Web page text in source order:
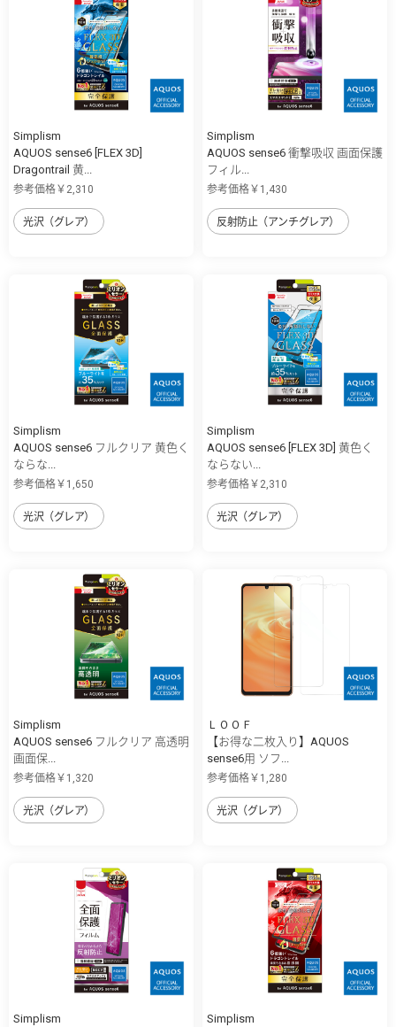
Simplism
AQUOS sense6 [FLEX 3D]
Dragontrail 黄...
参考価格￥2,310
光沢（グレア）
Simplism
AQUOS sense6 衝撃吸収 画面保護
フィル...
参考価格￥1,430
反射防止（アンチグレア）
Simplism
AQUOS sense6 フルクリア 黄色く
ならな...
参考価格￥1,650
光沢（グレア）
Simplism
AQUOS sense6 [FLEX 3D] 黄色く
ならない...
参考価格￥2,310
光沢（グレア）
Simplism
AQUOS sense6 フルクリア 高透明
画面保...
参考価格￥1,320
光沢（グレア）
ＬＯＯＦ
【お得な二枚入り】AQUOS
sense6用 ソフ...
参考価格￥1,280
光沢（グレア）
Simplism
Simplism